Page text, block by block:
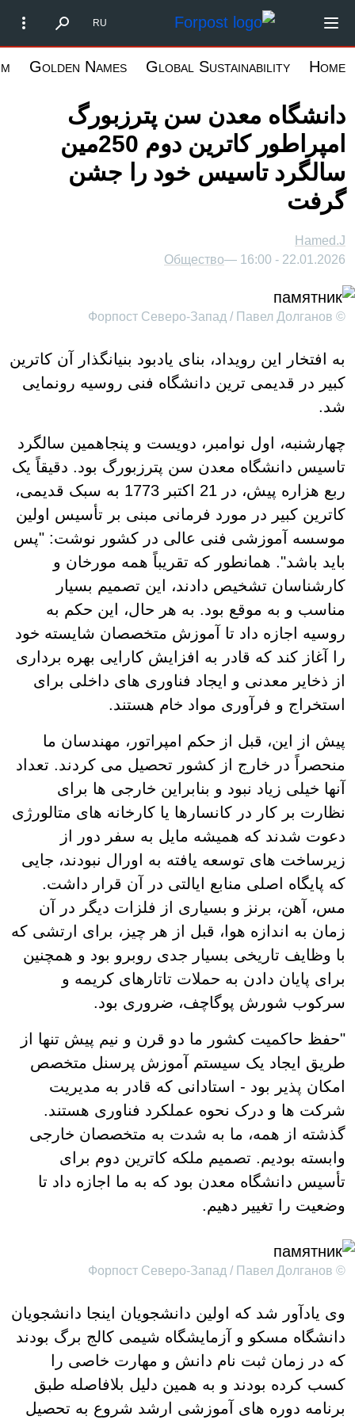
محتوای
Форпост Северо-Запад
RU
Home
Global Sustainability
Golden Names
دانشگاه معدن سن پترزبورگ
امپراطور کاترین دوم 250مین
سالگرد تاسیس خود را جشن
گرفت
Hamed.J
22.01.2026 - 16:00 —
Общество
© Форпост Северо-Запад / Павел Долганов
به افتخار این رویداد، بنای یادبود بنیانگذار آن کاترین
کبیر در قدیمی ترین دانشگاه فنی روسیه رونمایی
شد.
چهارشنبه، اول نوامبر، دویست و پنجاهمین سالگرد
تاسیس دانشگاه معدن سن پترزبورگ بود. دقیقاً یک
ربع هزاره پیش، در 21 اکتبر 1773 به سبک قدیمی،
کاترین کبیر در مورد فرمانی مبنی بر تأسیس اولین
موسسه آموزشی فنی عالی در کشور نوشت: "پس
باید باشد". همانطور که تقریباً همه مورخان و
کارشناسان تشخیص دادند، این تصمیم بسیار
مناسب و به موقع بود. به هر حال، این حکم به
روسیه اجازه داد تا آموزش متخصصان شایسته خود
را آغاز کند که قادر به افزایش کارایی بهره برداری
از ذخایر معدنی و ایجاد فناوری های داخلی برای
استخراج و فرآوری مواد خام هستند.
پیش از این، قبل از حکم امپراتور، مهندسان ما
منحصراً در خارج از کشور تحصیل می کردند. تعداد
آنها خیلی زیاد نبود و بنابراین خارجی ها برای
نظارت بر کار در کانسارها یا کارخانه های متالورژی
دعوت شدند که همیشه مایل به سفر دور از
زیرساخت های توسعه یافته به اورال نبودند، جایی
که پایگاه اصلی منابع ایالتی در آن قرار داشت.
مس، آهن، برنز و بسیاری از فلزات دیگر در آن
زمان به اندازه هوا، قبل از هر چیز، برای ارتشی که
با وظایف تاریخی بسیار جدی روبرو بود و همچنین
برای پایان دادن به حملات تاتارهای کریمه و
سرکوب شورش پوگاچف، ضروری بود.
"حفظ حاکمیت کشور ما دو قرن و نیم پیش تنها از
طریق ایجاد یک سیستم آموزش پرسنل متخصص
امکان پذیر بود - استادانی که قادر به مدیریت
شرکت ها و درک نحوه عملکرد فناوری هستند.
گذشته از همه، ما به شدت به متخصصان خارجی
وابسته بودیم. تصمیم ملکه کاترین دوم برای
تأسیس دانشگاه معدن بود که به ما اجازه داد تا
وضعیت را تغییر دهیم.
© Форпост Северо-Запад / Павел Долганов
وی یادآور شد که اولین دانشجویان اینجا دانشجویان
دانشگاه مسکو و آزمایشگاه شیمی کالج برگ بودند
که در زمان ثبت نام دانش و مهارت خاصی را
کسب کرده بودند و به همین دلیل بلافاصله طبق
برنامه دوره های آموزشی ارشد شروع به تحصیل